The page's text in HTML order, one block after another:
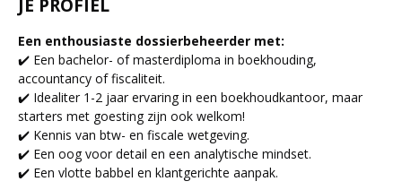
JE PROFIEL
Een enthousiaste dossierbeheerder met:
✔️ Een bachelor- of masterdiploma in boekhouding,
accountancy of fiscaliteit.
✔️ Idealiter 1-2 jaar ervaring in een boekhoudkantoor, maar
starters met goesting zijn ook welkom!
✔️ Kennis van btw- en fiscale wetgeving.
✔️ Een oog voor detail en een analytische mindset.
✔️ Een vlotte babbel en klantgerichte aanpak.